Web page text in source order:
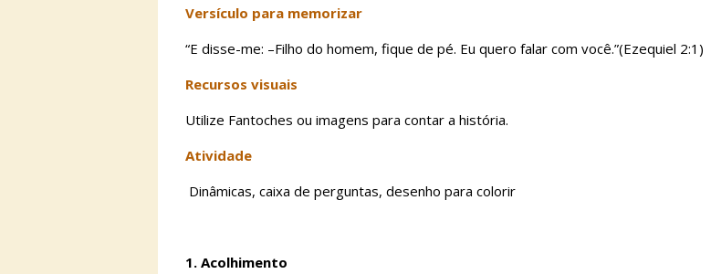
Versículo para memorizar
“E disse-me: –Filho do homem, fique de pé. Eu quero falar com você.”(Ezequiel 2:1)
Recursos visuais
Utilize Fantoches ou imagens para contar a história.
Atividade
Dinâmicas, caixa de perguntas, desenho para colorir
1. Acolhimento